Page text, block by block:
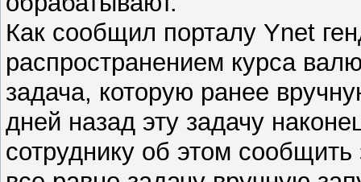
Как сообщил порталу Ynet
распространением курса
задача, которую ранее
дней назад эту задачу
сотруднику об этом